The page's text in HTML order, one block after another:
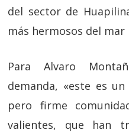
del sector de
más hermosos del
Para Alvaro
demanda, «este es
pero firme
valientes, que han